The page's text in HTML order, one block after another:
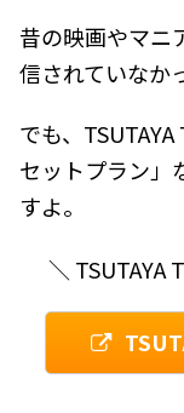
昔の映画やマニ
信されていなか
でも、
セットプラン」
すよ。
＼ TSUTAYA